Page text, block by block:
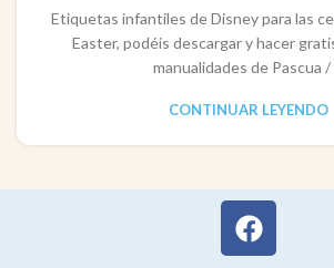
Etiquetas infantiles de Disney para las
Easter, podéis descargar y hacer
manualidades de Pascua /
CONTINUAR LEYENDO